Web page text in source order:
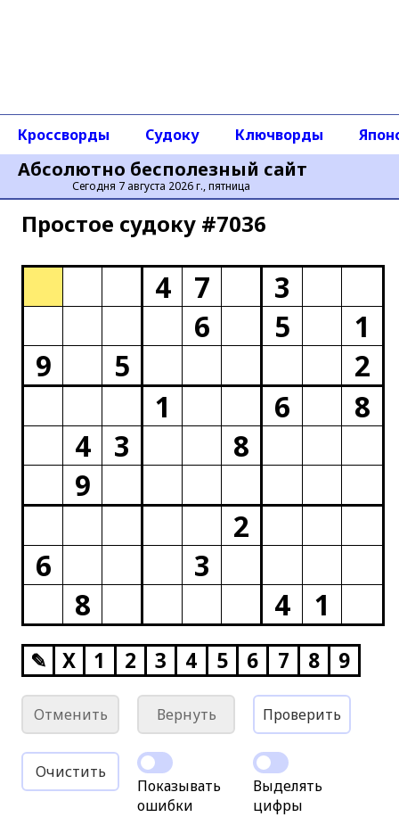
Абсолютно бесполезный сайт
Сегодня 7 августа 2026 г., пятница
Кроссворды Судоку Ключворды
Простое cудоку #7036
4 7
3
6
5
1
9
5
2
1
6
8
4
3
8
9
2
6
3
8
4 1
✎ X 1 2 3 4 5 6 7 8 9
Отменить Вернуть Проверить
Очистить
Показывать
ошибки
Выделять
цифры